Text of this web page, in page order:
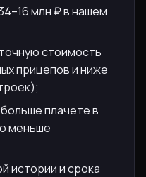
млн ₽ в нашем
стоимость
прицепов и ниже
плачете в
меньше
истории и срока